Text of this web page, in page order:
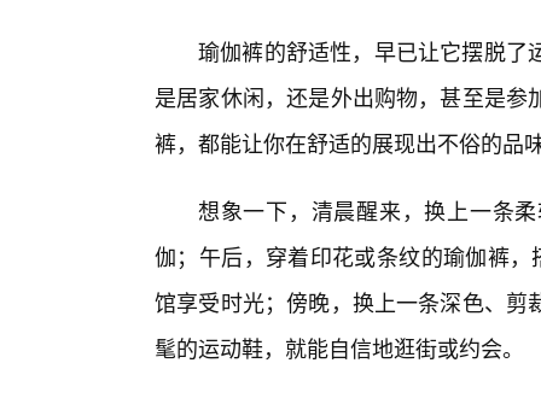
瑜伽裤的舒适性，早已让它摆脱了
是居家休闲，还是外出购物，甚至是
裤，都能让你在舒适的展现出不俗的品
想象一下，清晨醒来，换上一条
伽；午后，穿着印花或条纹的瑜伽裤
馆享受时光；傍晚，换上一条深色、
髦的运动鞋，就能自信地逛街或约会。